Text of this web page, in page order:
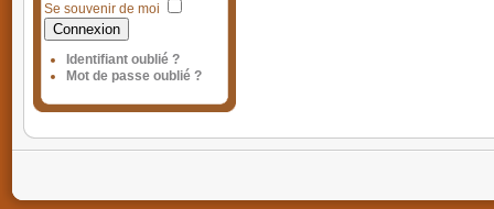
Se souvenir de moi
Connexion
Identifiant oublié ?
Mot de passe oublié ?